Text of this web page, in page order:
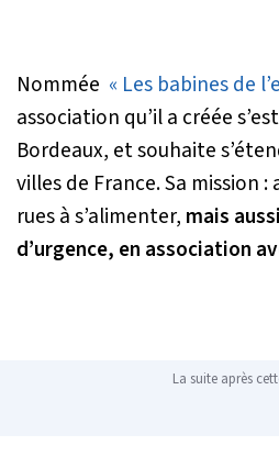
Nommée « Les babines de
association qu’il a créée
Bordeaux, et souhaite
villes de France. Sa mission
rues à s’alimenter, mais
d’urgence, en association
La suite après